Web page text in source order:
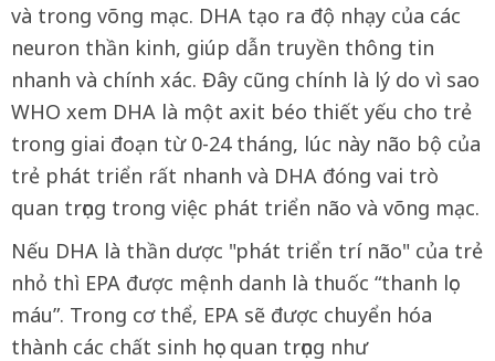
và trong võng mạc. DHA tạo ra độ nhạy của các
neuron thần kinh, giúp dẫn truyền thông tin
nhanh và chính xác. Đây cũng chính là lý do vì sao
WHO xem DHA là một axit béo thiết yếu cho trẻ
trong giai đoạn từ 0-24 tháng, lúc này não bộ của
trẻ phát triển rất nhanh và DHA đóng vai trò
quan trọng trong việc phát triển não và võng mạc.
Nếu DHA là thần dược "phát triển trí não" của trẻ
nhỏ thì EPA được mệnh danh là thuốc “thanh lọc
máu”. Trong cơ thể, EPA sẽ được chuyển hóa
thành các chất sinh học quan trọng như